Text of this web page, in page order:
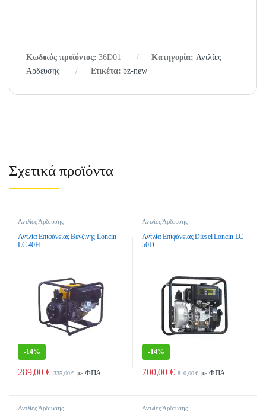
Κωδικός προϊόντος:36D01 Κατηγορία: Αντλίες
Άρδευσης
Ετικέτα:bz-new
Σχετικά προϊόντα
Αντλίες Άρδευσης
Αντλία Επιφάνειας Βενζίνης Loncin
LC 40H
-14%
289,00€ 335,00€με ΦΠΑ
Αντλίες Άρδευσης
Αντλία Επιφάνειας Diesel Loncin LC
50D
-14%
700,00€ 810,00€με ΦΠΑ
Αντλίες Άρδευσης Αντλίες Άρδευσης